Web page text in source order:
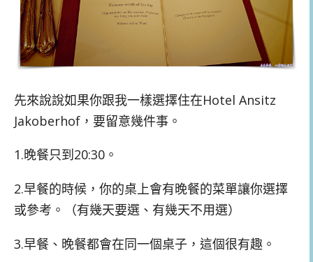
先來說說如果你跟我一樣選擇住在Hotel Ansitz
Jakoberhof，要留意幾件事。
1.晚餐只到20:30。
2.早餐的時候，你的桌上會有晚餐的菜單讓你選擇
或參考。（有幾天要選、有幾天不用選）
3.早餐、晚餐都會在同一個桌子，這個很有趣。